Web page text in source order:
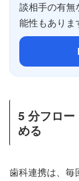
談相手の有無
能性もありま
5 分フロー
める
歯科連携は、毎